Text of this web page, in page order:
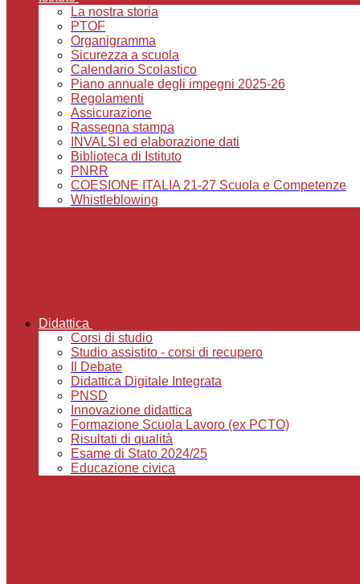
La nostra storia
PTOF
Organigramma
Sicurezza a scuola
Calendario Scolastico
Piano annuale degli impegni 2025-26
Regolamenti
Assicurazione
Rassegna stampa
INVALSI ed elaborazione dati
Biblioteca di Istituto
PNRR
COESIONE ITALIA 21-27 Scuola e Competenze
Whistleblowing
Didattica
Corsi di studio
Studio assistito - corsi di recupero
Il Debate
Didattica Digitale Integrata
PNSD
Innovazione didattica
Formazione Scuola Lavoro (ex PCTO)
Risultati di qualità
Esame di Stato 2024/25
Educazione civica